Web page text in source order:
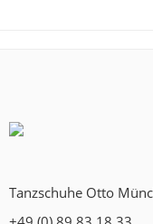
Tanzschuhe Otto